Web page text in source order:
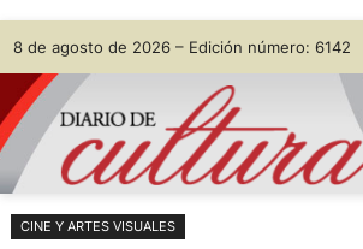
Saltar
al
contenido
Skip
to
content
8 de agosto de 2026 – Edición número: 6142
CINE Y ARTES VISUALES